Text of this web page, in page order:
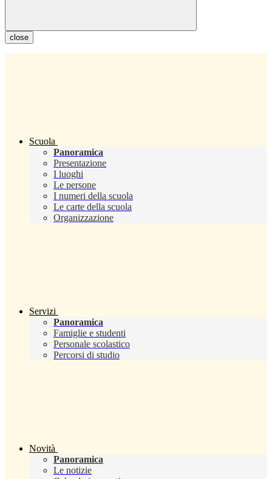
close
Scuola
Panoramica
Presentazione
I luoghi
Le persone
I numeri della scuola
Le carte della scuola
Organizzazione
Servizi
Panoramica
Famiglie e studenti
Personale scolastico
Percorsi di studio
Novità
Panoramica
Le notizie